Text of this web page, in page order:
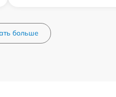
больше